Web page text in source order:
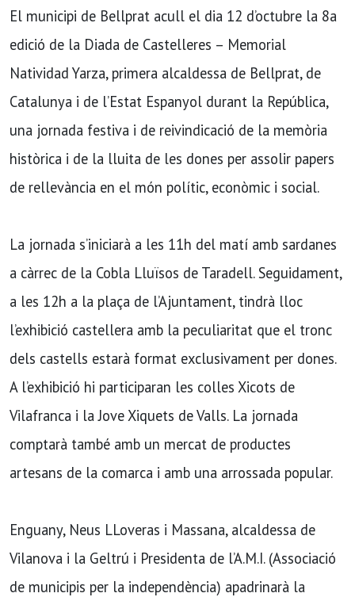
El municipi de Bellprat acull el dia 12 d’octubre la 8a
edició de la Diada de Castelleres – Memorial
Natividad Yarza, primera alcaldessa de Bellprat, de
Catalunya i de l’Estat Espanyol durant la República,
una jornada festiva i de reivindicació de la memòria
històrica i de la lluita de les dones per assolir papers
de rellevància en el món polític, econòmic i social.
La jornada s’iniciarà a les 11h del matí amb sardanes
a càrrec de la Cobla Lluïsos de Taradell. Seguidament,
a les 12h a la plaça de l’Ajuntament, tindrà lloc
l’exhibició castellera amb la peculiaritat que el tronc
dels castells estarà format exclusivament per dones.
A l’exhibició hi participaran les colles Xicots de
Vilafranca i la Jove Xiquets de Valls. La jornada
comptarà també amb un mercat de productes
artesans de la comarca i amb una arrossada popular.
Enguany, Neus LLoveras i Massana, alcaldessa de
Vilanova i la Geltrú i Presidenta de l’A.M.I. (Associació
de municipis per la independència) apadrinarà la